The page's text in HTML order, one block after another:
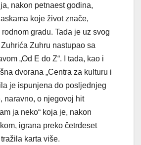
nakon petnaest godina,
koje život znače,
gradu. Tada je uz svog
Zuhru nastupao sa
„Od E do Z“. I tada, kao i
dvorana „Centra za kulturu i
je ispunjena do posljednjeg
naravno, o njegovoj hit
ja neko“ koja je, nakon
igrana preko četrdeset
karta više.